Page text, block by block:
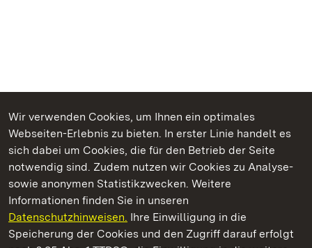
Wir verwenden Cookies, um Ihnen ein optimales
Webseiten-Erlebnis zu bieten. In erster Linie handelt es
sich dabei um Cookies, die für den Betrieb der Seite
notwendig sind. Zudem nutzen wir Cookies zu Analyse-
sowie anonymen Statistikzwecken. Weitere
Informationen finden Sie in unseren
Datenschutzhinweisen. Ihre Einwilligung in die
Speicherung der Cookies und den Zugriff darauf erfolgt
Kommen. Staunen. Genießen.
Schloss Heidelberg